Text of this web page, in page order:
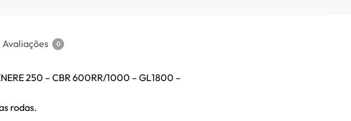
Avaliações 0
250 – CBR 600RR/1000 – GL1800 –
rodas.